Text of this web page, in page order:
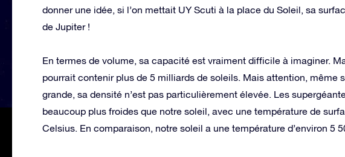
donner une idée, si l’on mettait UY Scuti à la place du Soleil, sa
de Jupiter !
En termes de volume, sa capacité est vraiment difficile à imaginer.
pourrait contenir plus de 5 milliards de soleils. Mais attention, même
grande, sa densité n’est pas particulièrement élevée. Les
beaucoup plus froides que notre soleil, avec une température de
Celsius. En comparaison, notre soleil a une température d’environ 5